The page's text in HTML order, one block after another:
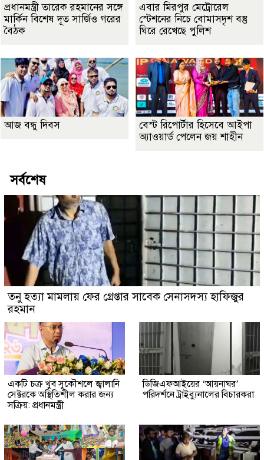
প্রধানমন্ত্রী তারেক রহমানের সঙ্গে
মার্কিন বিশেষ দূত সার্জিও গরের
বৈঠক
এবার মিরপুর মেট্রোরেল
স্টেশনের নিচে বোমাসদৃশ বস্তু
ঘিরে রেখেছে পুলিশ
আজ বন্ধু দিবস
বেস্ট রিপোর্টার হিসেবে আইপা
অ্যাওয়ার্ড পেলেন জয় শাহীন
সর্বশেষ
তনু হত্যা মামলায় ফের গ্রেপ্তার সাবেক সেনাসদস্য হাফিজুর
রহমান
একটি চক্র খুব সুকৌশলে জ্বালানি
সেক্টরকে অস্থিতিশীল করার জন্য
সক্রিয়: প্রধানমন্ত্রী
ডিজিএফআইয়ের ‘আয়নাঘর’
পরিদর্শনে ট্রাইব্যুনালের বিচারকরা